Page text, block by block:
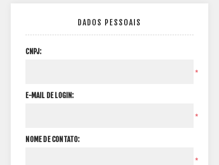
DADOS PESSOAIS
CNPJ:
*
E-MAIL DE LOGIN:
*
NOME DE CONTATO:
*